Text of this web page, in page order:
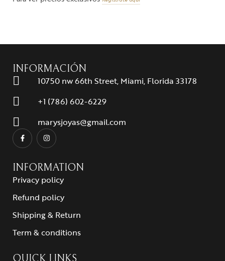
INFORMACIÓN
10750 nw 66th Street, Miami, Florida 33178
+1 (786) 602-6229
marysjoyas@gmail.com
INFORMATION
Privacy policy
Refund policy
Shipping & Return
Term & conditions
QUICK LINKS